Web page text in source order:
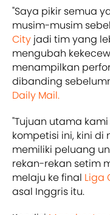
"Saya pikir semua
musim-musim
City jadi tim yang
mengubah
menampilkan
dibanding
Daily Mail.
"Tujuan utama
kompetisi ini, kini di
memiliki peluang
rekan-rekan setim
melaju ke final Liga
asal Inggris itu.